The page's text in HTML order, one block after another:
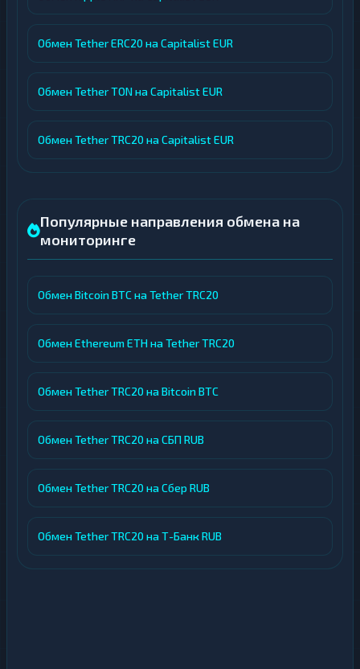
Обмен Tether ERC20 на Capitalist EUR
Обмен Tether TON на Capitalist EUR
Обмен Tether TRC20 на Capitalist EUR
Популярные направления обмена на
мониторинге
Обмен Bitcoin BTC на Tether TRC20
Обмен Ethereum ETH на Tether TRC20
Обмен Tether TRC20 на Bitcoin BTC
Обмен Tether TRC20 на СБП RUB
Обмен Tether TRC20 на Сбер RUB
Обмен Tether TRC20 на Т-Банк RUB